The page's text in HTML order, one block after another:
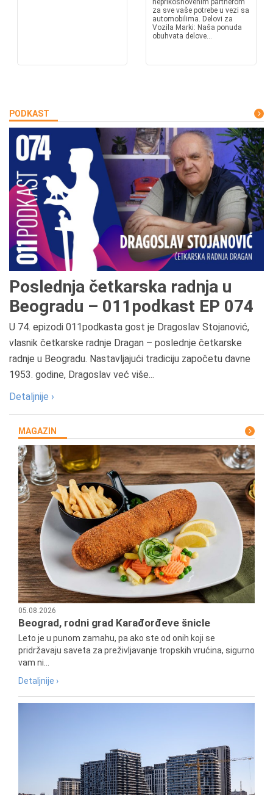
neprikosnovenim partnerom
za sve vaše potrebe u vezi sa
automobilima. Delovi za
Vozila Marki: Naša ponuda
obuhvata delove...
PODKAST
Poslednja četkarska radnja u
Beogradu – 011podkast EP 074
U 74. epizodi 011podkasta gost je Dragoslav Stojanović,
vlasnik četkarske radnje Dragan – poslednje četkarske
radnje u Beogradu. Nastavljajući tradiciju započetu davne
1953. godine, Dragoslav već više...
Detaljnije ›
MAGAZIN
05.08.2026
Beograd, rodni grad Karađorđeve šnicle
Leto je u punom zamahu, pa ako ste od onih koji se
pridržavaju saveta za preživljavanje tropskih vrućina, sigurno
vam ni...
Detaljnije ›